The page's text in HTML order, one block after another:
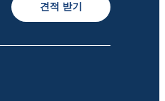
견적 받기